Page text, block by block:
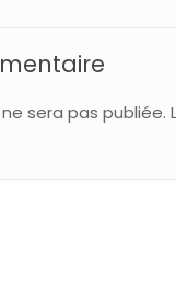
sera pas publiée.